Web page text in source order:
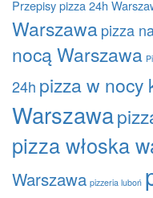
Przepisypizza 24h
Warszawapizza
nocą Warszawa
24h pizza w nocy
Warszawa
pizza włoska
Warszawa pizzeria luboń